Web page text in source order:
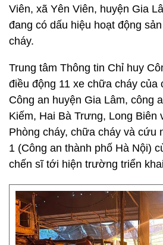
Viên, xã Yên Viên, huyện Gia
đang có dấu hiệu hoạt động
cháy.
Trung tâm Thông tin Chỉ huy
điều động 11 xe chữa cháy của
Công an huyện Gia Lâm, công
Kiếm, Hai Bà Trưng, Long Biên
Phòng cháy, chữa cháy và cứu
1 (Công an thành phố Hà Nội)
chến sĩ tới hiện trường triển